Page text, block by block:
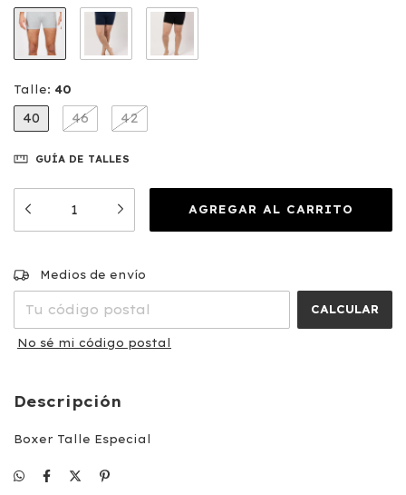
Talle: 40
40 46 42
GUÍA DE TALLES
Entregas para el CP:
Medios de envío
CALCULAR
No sé mi código postal
Descripción
Boxer Talle Especial